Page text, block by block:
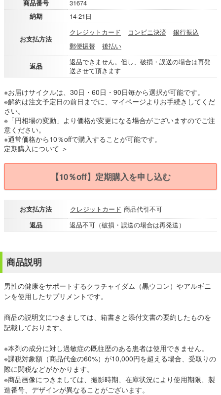
商品番号
31674
納期
14-21日
お支払方法
クレジットカード コンビニ決済
銀行振込
郵便振替
後払い
返品
返品できません。但し、破損・誤送の場合は再発
送させて頂きます
※お届けサイクルは、30日・60日・90日毎から選択が可能です。
※解約は注文予定日の前日までに、マイページよりお手続きしてくだ
さい。
※「円相場の変動」より価格が変更になる場合がございますのでご注
意ください。
※通常価格から10％offで購入することが可能です。
定期購入について ＞
【10％off】定期購入を申し込む
お支払方法 クレジットカード 商品代引不可
返品
返品不可（破損・誤送の場合は再発送）
商品説明
男性の健康をサポートするクラチャイダム（黒ウコン）やアルギニ
ンを使用したサプリメントです。
商品の説明文につきましては、箱書きと添付文書の要約したものを
記載しております。
※本剤の成分に対し過敏症の既往歴のある患者は使用できません。
※課税対象額（商品代金の60%）が10,000円を超える場合、受取りの
際に関税などがかかります。
※商品画像につきましては、撮影時期、在庫状況により使用期限、製
造番号、デザインが異なることがございます。